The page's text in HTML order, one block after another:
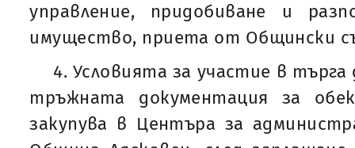
управление, придобиване и
имущество, приета от Общински
4. Условията за участие в
тръжната документация за
закупува в Центъра за